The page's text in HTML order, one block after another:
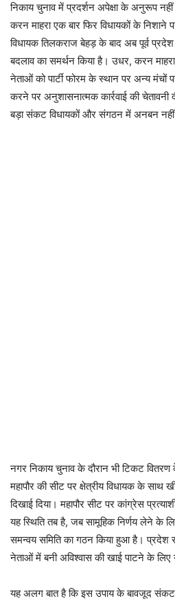
निकाय चुनाव में प्रदर्शन अपेक्षा के अनुरूप
करन माहरा एक बार फिर विधायकों के
विधायक तिलकराज बेहड़ के बाद अब पूर्व
बदलाव का समर्थन किया है। उधर, करन
नेताओं को पार्टी फोरम के स्थान पर अन्य मंचों
करने पर अनुशासनात्मक कार्रवाई की चेतावनी
बड़ा संकट विधायकों और संगठन में अनबन
नगर निकाय चुनाव के दौरान भी टिकट वितरण
महापौर की सीट पर क्षेत्रीय विधायक के साथ
दिखाई दिया। महापौर सीट पर कांग्रेस
यह स्थिति तब है, जब सामूहिक निर्णय लेने के
समन्वय समिति का गठन किया हुआ है। प्रदेश
नेताओं में बनी अविश्वास की खाई पाटने के लिए
यह अलग बात है कि इस उपाय के बावजूद संकट